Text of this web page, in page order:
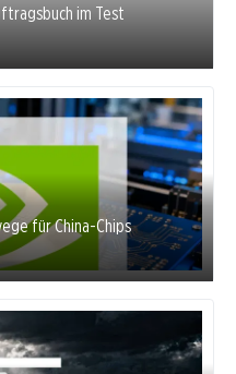
im Test
für China-Chips